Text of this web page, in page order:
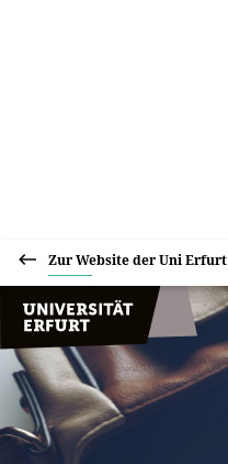
Zur Website der Uni Erfurt